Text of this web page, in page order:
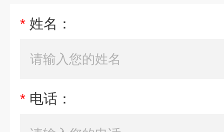
* 姓名：
* 电话：